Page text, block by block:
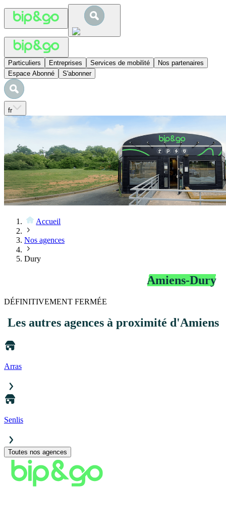
Particuliers Entreprises Services de mobilité
Nos partenaires
Espace Abonné
S'abonner
fr
Accueil
Nos agences
Dury
Amiens-Dury
DÉFINITIVEMENT FERMÉE
Les autres agencesà proximité d'Amiens
Arras
Senlis
Toutes nos agences